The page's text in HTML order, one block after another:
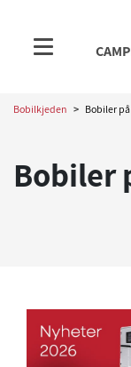
Bobilkjeden > Bobiler
Bobiler